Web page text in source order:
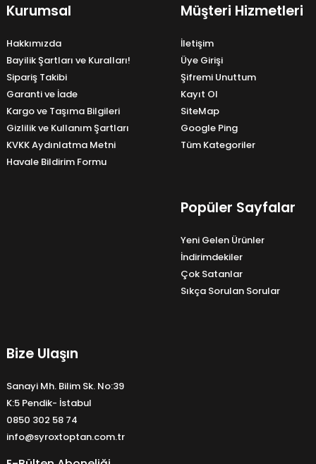
Kurumsal
Hakkımızda
Bayilik Şartları ve Kuralları!
Sipariş Takibi
Garanti ve İade
Kargo ve Taşıma Bilgileri
Gizlilik ve Kullanım Şartları
KVKK Aydınlatma Metni
Havale Bildirim Formu
Müşteri Hizmetleri
İletişim
Üye Girişi
Şifremi Unuttum
Kayıt Ol
SiteMap
Google Ping
Tüm Kategoriler
Popüler Sayfalar
Yeni Gelen Ürünler
İndirimdekiler
Çok Satanlar
Sıkça Sorulan Sorular
Bize Ulaşın
Sanayi Mh. Bilim Sk. No:39
K:5 Pendik- İstabul
0850 302 58 74
info@syroxtoptan.com.tr